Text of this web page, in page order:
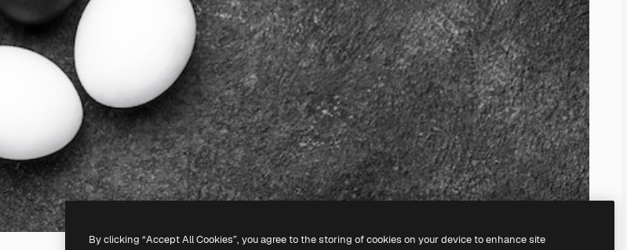
By clicking “Accept All Cookies”, you agree to the storing of cookies on your device to enhance site